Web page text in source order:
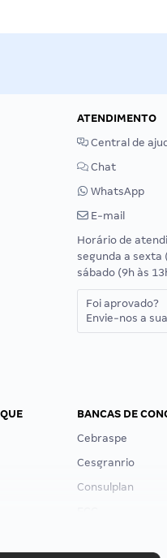
ATENDIMENTO
Central de
Chat
WhatsApp
E-mail
Horário de
segunda a sexta
sábado (9h às
Foi aprovado?
Envie-nos a
BANCAS DE
Cebraspe
Cesgranrio
Consulplan